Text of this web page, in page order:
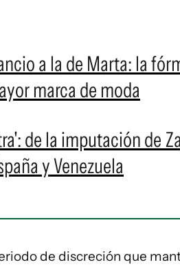
a la de Marta: la
marca de moda
de la imputación de
y Venezuela
de discreción que